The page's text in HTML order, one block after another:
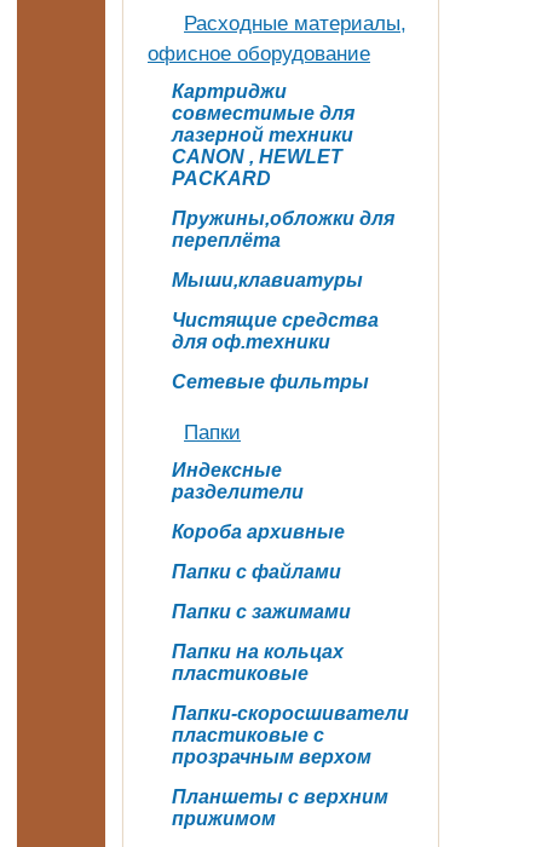
Расходные материалы,
офисное оборудование
Картриджи
совместимые для
лазерной техники
CANON , HEWLET
PACKARD
Пружины,обложки для
переплёта
Мыши,клавиатуры
Чистящие средства
для оф.техники
Сетевые фильтры
Папки
Индексные
разделители
Короба архивные
Папки с файлами
Папки с зажимами
Папки на кольцах
пластиковые
Папки-скоросшиватели
пластиковые с
прозрачным верхом
Планшеты с верхним
прижимом